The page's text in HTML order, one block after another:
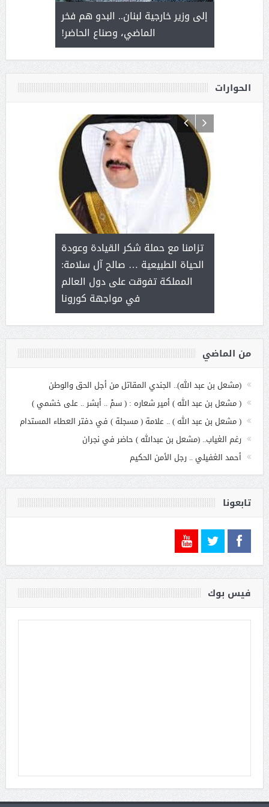
سلمان
إلى وزير خارجية لبنان.. البدو هم فخر
الماضي، وصناع الحاضر!
يحمل
الحوارات
مع
بنت
تزامنا مع حملة شكر القيادة وعودة
الحياة الطبيعية … صالح آل سلامة:
المملكة تفوقت على دول العالم
في مواجهة كورونا
آل شرمه:
هي أساس
من الماضي
(مشعل بن عبد الله).. الجندي المقاتل من أجل الحق والوطن
( مشعل بن عبد الله ) أمير شعاره : ( سمْ .. أبشر .. على خشمي )
( مشعل بن عبد الله ) .. علامة ( مسجلة ) في دفتر العطاء المستدام
رغم الغياب.. (مشعل بن عبدالله ) حاضر في نجران
أحمد الغفيلي .. رجل الأمن الحكيم
تابعونا
فيس بوك